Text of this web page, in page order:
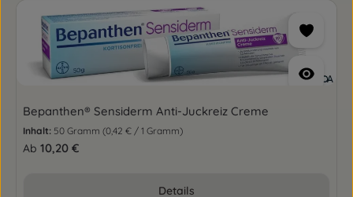
Bepanthen® Sensiderm Anti-Juckreiz Creme
Inhalt: 50 Gramm (0,42 € / 1 Gramm)
Regulärer Preis:
Ab 10,20 €
Details